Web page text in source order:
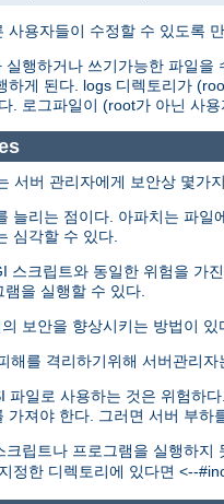
사용자들이 수정할 수 있도록
행하거나 쓰기가능한 파일
하게 된다. logs 디렉토리가
. 로그파일이 (root가 아닌 사
서버 관리자에게 보안상 몇가
늘리는 점이다. 아파치는 파
심각할 수 있다.
스크립트와 동일한 위험을 가
을 실행할 수 있다.
보안을 향상시키는 방법이 있
해를 격리하기위해 서버관리자
파일로 사용하는 것은 위험하
가져야 한다. 그러면 서버 부
립트나 프로그램을 실행하지
정한 디렉토리에 있다면 <--